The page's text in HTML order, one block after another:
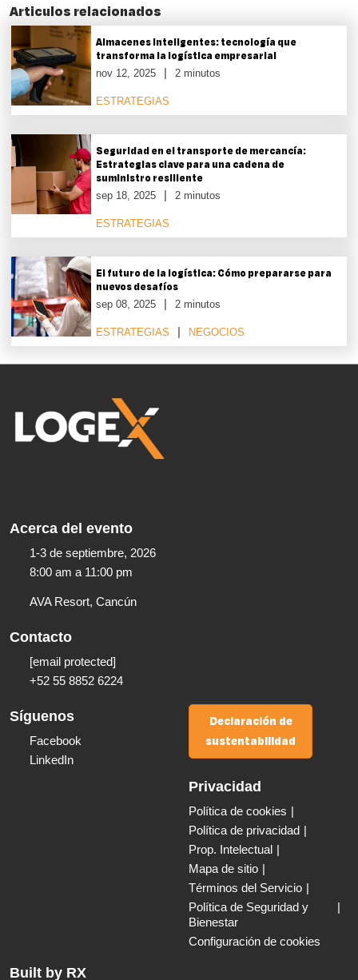
Articulos relacionados
Almacenes inteligentes: tecnología que
transforma la logística empresarial
nov 12, 2025 2 minutos
ESTRATEGIAS
Seguridad en el transporte de mercancía:
Estrategias clave para una cadena de
suministro resiliente
sep 18, 2025 2 minutos
ESTRATEGIAS
El futuro de la logística: Cómo prepararse para
nuevos desafíos
sep 08, 2025 2 minutos
ESTRATEGIAS NEGOCIOS
Acerca del evento
1-3 de septiembre, 2026
8:00 am a 11:00 pm​
AVA Resort, Cancún
Contacto
[email protected]
+52 55 8852 6224
Síguenos
Facebook
LinkedIn
Declaración de
sustentabilidad
Privacidad
Política de cookies
Política de privacidad
Prop. Intelectual
Mapa de sitio
Términos del Servicio
Política de Seguridad y
Bienestar
Configuración de cookies
Built by RX